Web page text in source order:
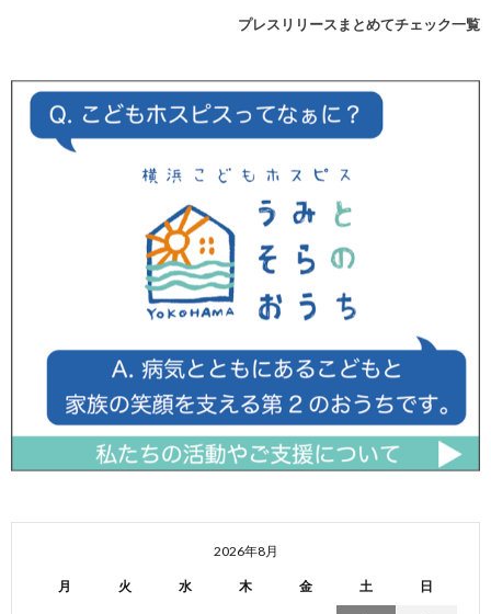
プレスリリースまとめてチェック一覧
2026年8月
月 火 水 木 金 土 日